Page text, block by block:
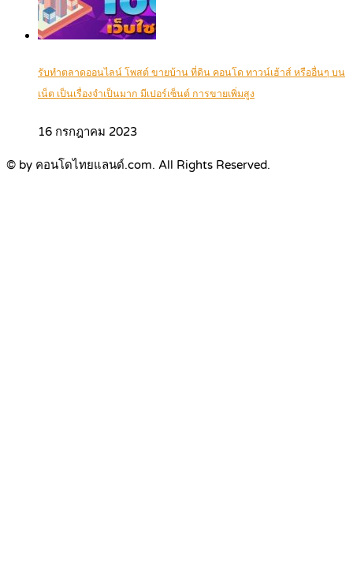
รับทำตลาดออนไลน์ โพสต์ ขายบ้าน ที่ดิน คอนโด ทาวน์เฮ้าส์ หรืออื่นๆ บน
เน็ต เป็นเรื่องจำเป็นมาก มีเปอร์เซ็นต์ การขายเพิ่มสูง
16 กรกฎาคม 2023
© by คอนโดไทยแลนด์.com. All Rights Reserved.